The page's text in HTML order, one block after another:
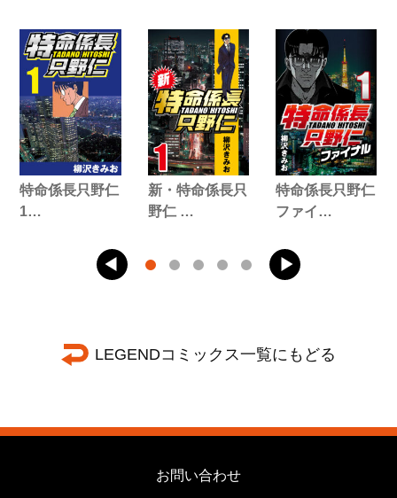
特命係長只野仁
1…
新・特命係長只
野仁 …
特命係長只野仁
ファイ…
LEGENDコミックス一覧にもどる
お問い合わせ